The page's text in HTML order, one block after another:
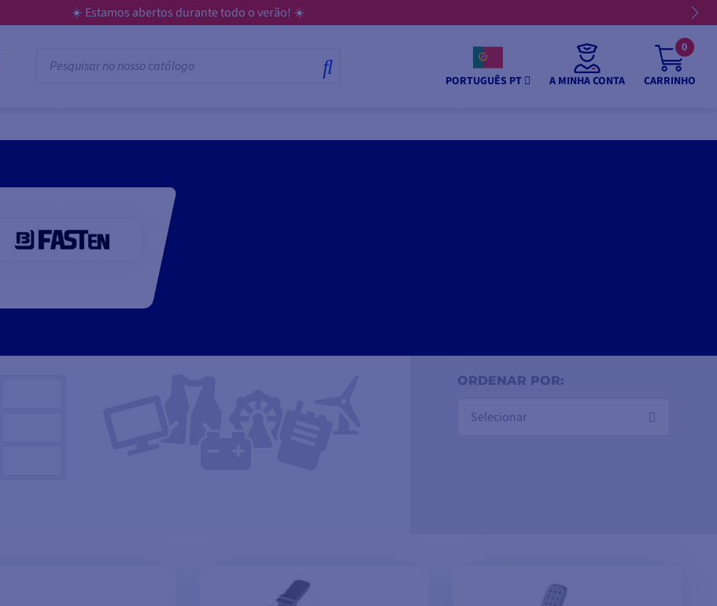
☀️ Estamos abertos durante todo o verão! ☀️
PORTUGUÊS PT A MINHA CONTA CARRINHO
0
ORDENAR POR:
Selecionar